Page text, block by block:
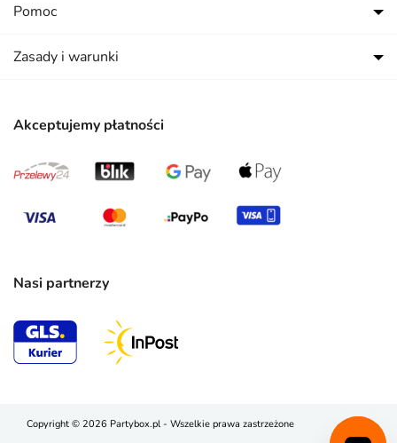
Akceptujemy płatności
Nasi partnerzy
Pomoc
Zasady i warunki
Copyright © 2026 Partybox.pl - Wszelkie prawa zastrzeżone